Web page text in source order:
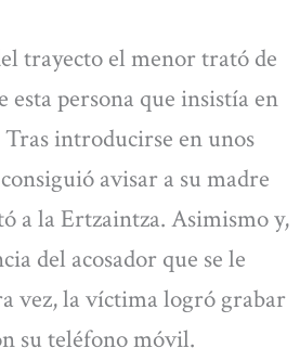
trayecto el menor trató de
esta persona que insistía en
Tras introducirse en unos
avisar a su madre
a la Ertzaintza. Asimismo y,
del acosador que se le
vez, la víctima logró grabar
su teléfono móvil.